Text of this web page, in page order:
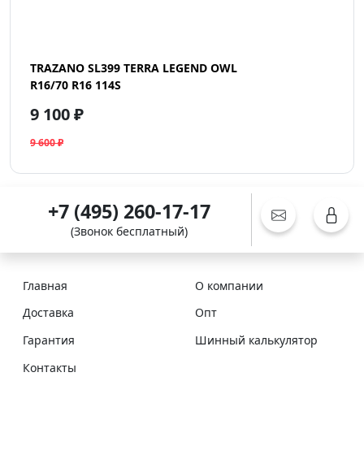
TRAZANO SL399 TERRA LEGEND OWL
R16/70 R16 114S
9 100 ₽
9 600 ₽
+7 (495) 260-17-17
(Звонок бесплатный)
Главная
О компании
Доставка
Опт
Гарантия
Шинный калькулятор
Контакты